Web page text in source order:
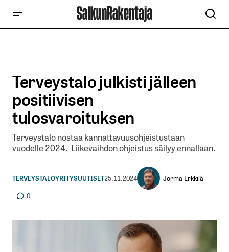
Terveystalo julkisti jälleen
positiivisen
tulosvaroituksen
Terveystalo nostaa kannattavuusohjeistustaan
vuodelle 2024. Liikevaihdon ohjeistus säilyy ennallaan.
TERVEYSTALOYRITYSUUTISET25.11.2024
Jorma Erkkilä
0